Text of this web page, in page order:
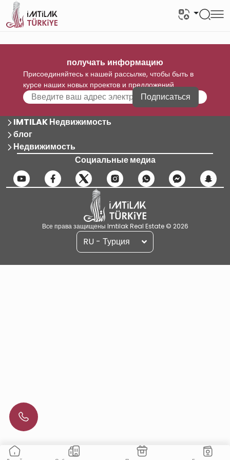
получать информацию
Присоединяйтесь к нашей рассылке, чтобы быть в
курсе наших новых проектов и предложений
Подписаться
IMTILAK Недвижимость
блог
Недвижимость
Социальные медиа
Все права защищены Imtilak Real Estate © 2026
RU - Турция